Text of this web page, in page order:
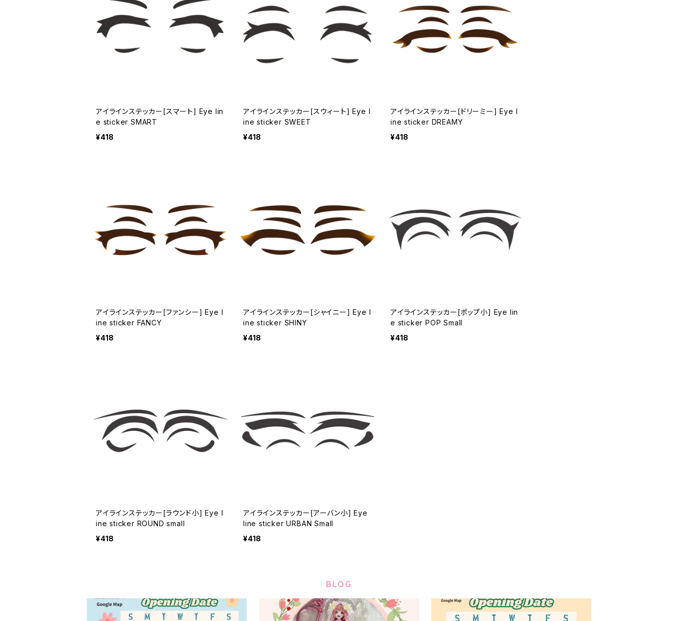
アイラインステッカー[スマート] Eye lin
e sticker SMART
¥418
アイラインステッカー[スウィート] Eye l
ine sticker SWEET
¥418
アイラインステッカー[ドリーミー] Eye l
ine sticker DREAMY
¥418
アイラインステッカー[ファンシー] Eye l
ine sticker FANCY
¥418
アイラインステッカー[シャイニー] Eye l
ine sticker SHINY
¥418
アイラインステッカー[ポップ小] Eye lin
e sticker POP Small
¥418
アイラインステッカー[ラウンド小] Eye l
ine sticker ROUND small
¥418
アイラインステッカー[アーバン小] Eye
line sticker URBAN Small
¥418
BLOG